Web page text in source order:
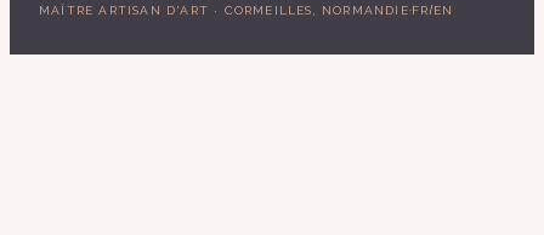
MAÎTRE ARTISAN D'ART · CORMEILLES, NORMANDIE·FR/EN